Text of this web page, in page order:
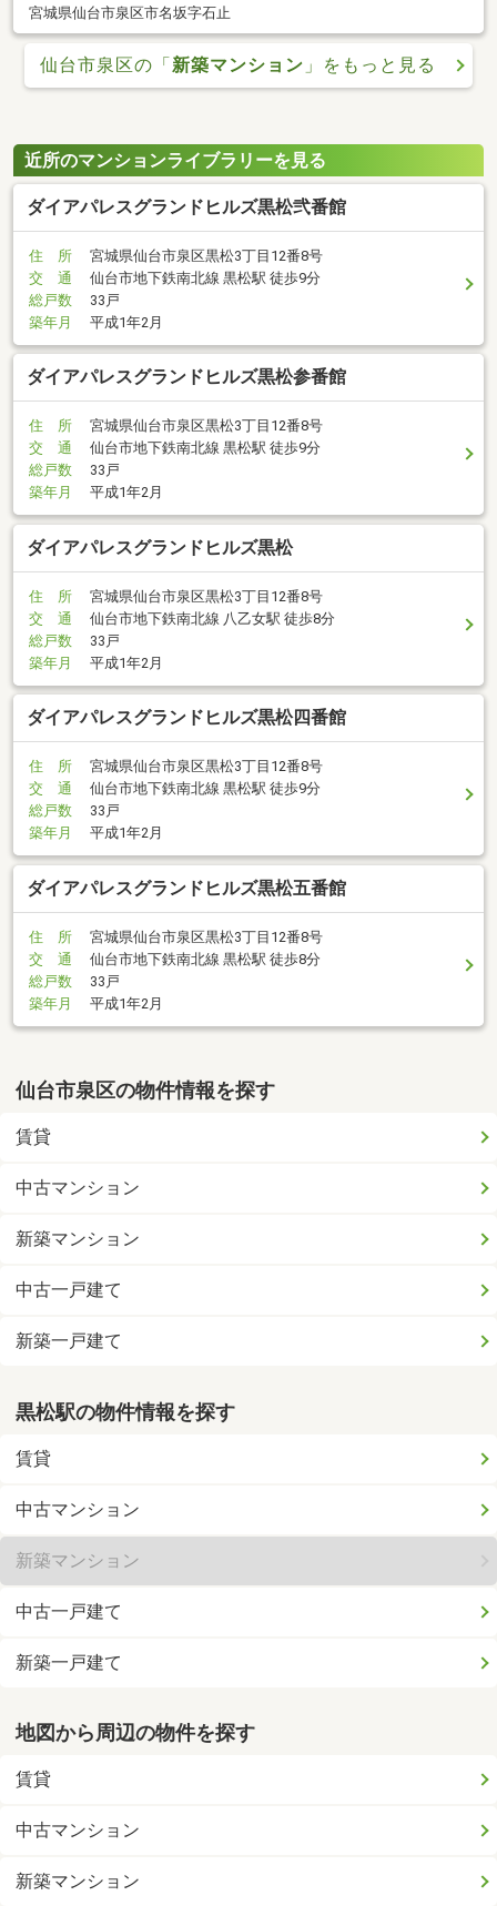
宮城県仙台市泉区市名坂字石止
仙台市泉区の「新築マンション 」をもっと見る
近所のマンションライブラリーを見る
ダイアパレスグランドヒルズ黒松弐番館
住 所
宮城県仙台市泉区黒松3丁目12番8号
交 通
仙台市地下鉄南北線 黒松駅 徒歩9分
総戸数
33戸
築年月
平成1年2月
ダイアパレスグランドヒルズ黒松参番館
住 所
宮城県仙台市泉区黒松3丁目12番8号
交 通
仙台市地下鉄南北線 黒松駅 徒歩9分
総戸数
33戸
築年月
平成1年2月
ダイアパレスグランドヒルズ黒松
住 所
宮城県仙台市泉区黒松3丁目12番8号
交 通
仙台市地下鉄南北線 八乙女駅 徒歩8分
総戸数
33戸
築年月
平成1年2月
ダイアパレスグランドヒルズ黒松四番館
住 所
宮城県仙台市泉区黒松3丁目12番8号
交 通
仙台市地下鉄南北線 黒松駅 徒歩9分
総戸数
33戸
築年月
平成1年2月
ダイアパレスグランドヒルズ黒松五番館
住 所
宮城県仙台市泉区黒松3丁目12番8号
交 通
仙台市地下鉄南北線 黒松駅 徒歩8分
総戸数
33戸
築年月
平成1年2月
仙台市泉区の物件情報を探す
賃貸
中古マンション
新築マンション
中古一戸建て
新築一戸建て
黒松駅の物件情報を探す
賃貸
中古マンション
新築マンション
中古一戸建て
新築一戸建て
地図から周辺の物件を探す
賃貸
中古マンション
新築マンション